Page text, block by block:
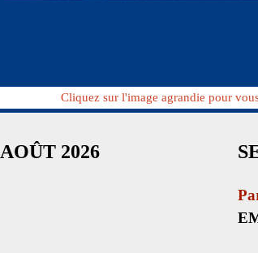
Cliquez sur l'image agrandie pour
AOÛT 2026